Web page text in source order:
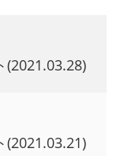
(2021.03.28)
(2021.03.21)